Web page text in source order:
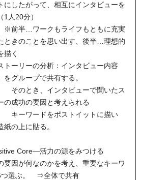
にしたがって、相互にインタビューを
1人20分）
…ワークもライフもともに充実
ときのことを思い出す、後半…理想的
描く
ーリーの分析：インタビュー内容
をグループで共有する。
き、インタビューで聞いたス
の成功の要因と考えられる
ードをポストイットに描い
紙の上に貼る。
Core―活力の源をみつける
因が何なのかを考え、重要なキーワ
つ選ぶ。 ⇒全体で共有